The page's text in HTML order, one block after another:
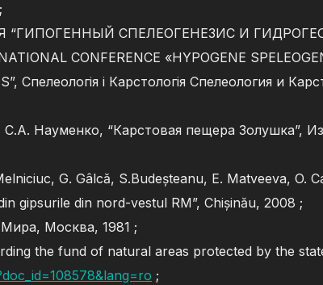
СПЕЛЕОГЕНЕЗИС И
CONFERENCE «HYPOGENE
Спелеологія і Карстологія Спелеология и
Науменко, “Карстовая пещера Золушка”,
G. Gâlcă, S.Budeșteanu, E. Matveeva, O.
gipsurile din nord-vestul RM”, Chișinău, 2008 ;
Москва, 1981 ;
the fund of natural areas protected by the
;